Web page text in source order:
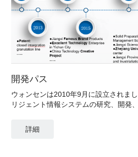
開発パス
ウォンセンは2010年9月に設立されま
リジェント情報システムの研究、開発
詳細